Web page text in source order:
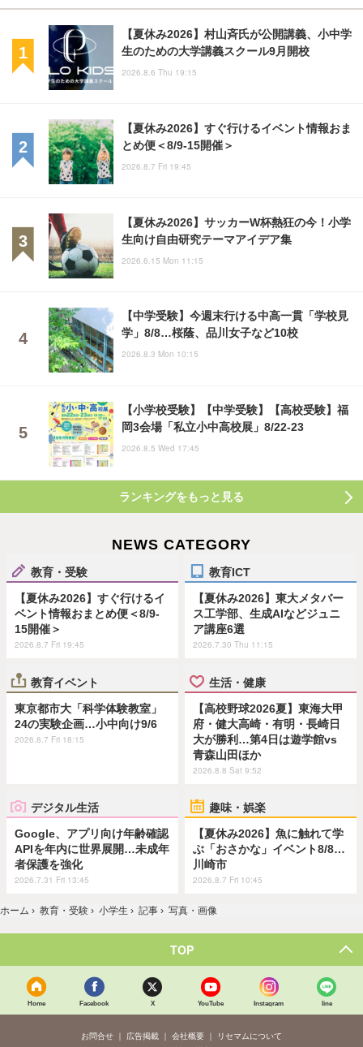
【夏休み2026】村山斉氏が公開講義、小中学
生のための大学講義スクール9月開校
2026.8.6 Thu 19:15
【夏休み2026】すぐ行けるイベント情報おま
とめ便＜8/9-15開催＞
2026.8.7 Fri 19:45
【夏休み2026】サッカーW杯熱狂の今！小学
生向け自由研究テーマアイデア集
2026.6.15 Mon 11:15
【中学受験】今週末行ける中高一貫「学校見
学」8/8…桜蔭、品川女子など10校
2026.8.3 Mon 10:15
【小学校受験】【中学受験】【高校受験】福
岡3会場「私立小中高校展」8/22-23
2026.8.5 Wed 17:45
ランキングをもっと見る
NEWS CATEGORY
教育・受験
【夏休み2026】すぐ行けるイ
ベント情報おまとめ便＜8/9-
15開催＞
2026.8.7 Fri 19:45
教育ICT
【夏休み2026】東大メタバー
ス工学部、生成AIなどジュニ
ア講座6選
2026.7.30 Thu 11:15
教育イベント
東京都市大「科学体験教室」
24の実験企画…小中向け9/6
2026.8.7 Fri 18:15
生活・健康
【高校野球2026夏】東海大甲
府・健大高崎・有明・長崎日
大が勝利…第4日は遊学館vs
青森山田ほか
2026.8.8 Sat 9:52
デジタル生活
Google、アプリ向け年齢確認
APIを年内に世界展開…未成年
者保護を強化
2026.7.31 Fri 13:45
趣味・娯楽
【夏休み2026】魚に触れて学
ぶ「おさかな」イベント8/8…
川崎市
2026.8.7 Fri 10:45
ホーム › 教育・受験 › 小学生 › 記事 › 写真・画像
TOP
Home Facebook X YouTube Instagram line
お問合せ 広告掲載 会社概要
リセマムについて